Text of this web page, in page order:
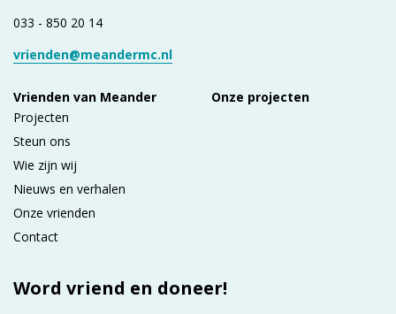
033 - 850 20 14
vrienden@meandermc.nl
Vrienden van Meander
Projecten
Steun ons
Wie zijn wij
Nieuws en verhalen
Onze vrienden
Contact
Onze projecten
Word vriend en doneer!